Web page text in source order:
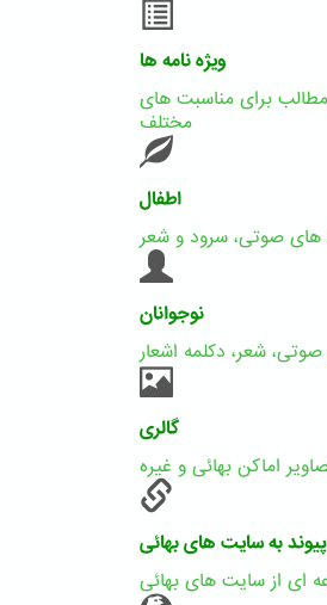
ویژه نامه ها
برای مناسبت های
مختلف
اطفال
های صوتی، سرود و شعر
نوجوانان
شعر، دکلمه اشعار
گالری
اماکن بهائی و غیره
پیوند به سایت های بهائی
ای از سایت های بهائی